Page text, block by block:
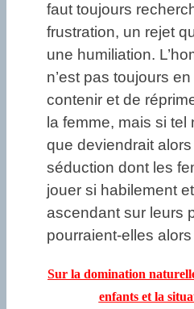
faut toujours
frustration, un rejet
une humiliation.
n’est pas toujours
contenir et de
la femme, mais si tel
que deviendrait
séduction dont les
jouer si habilement
ascendant sur leurs
pourraient-elles
Sur la domination
enfants et la